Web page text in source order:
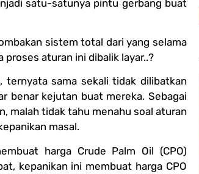
satu-satunya pintu gerbang buat
sistem total dari yang selama
aturan ini dibalik layar..?
ternyata sama sekali tidak dilibatkan
benar kejutan buat mereka. Sebagai
malah tidak tahu menahu soal aturan
masal.
harga Crude Palm Oil (CPO)
kepanikan ini membuat harga CPO